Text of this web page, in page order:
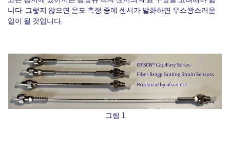
니다. 그렇지 않으면 온도 측정 중에 센서가 발화하면 우스꽝스러운
일이 될 것입니다.
그림 1